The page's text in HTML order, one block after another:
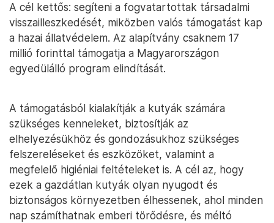
A cél kettős: segíteni a fogvatartottak társadalmi
visszailleszkedését, miközben valós támogatást kap
a hazai állatvédelem. Az alapítvány csaknem 17
millió forinttal támogatja a Magyarországon
egyedülálló program elindítását.
A támogatásból kialakítják a kutyák számára
szükséges kenneleket, biztosítják az
elhelyezésükhöz és gondozásukhoz szükséges
felszereléseket és eszközöket, valamint a
megfelelő higiéniai feltételeket is. A cél az, hogy
ezek a gazdátlan kutyák olyan nyugodt és
biztonságos környezetben élhessenek, ahol minden
nap számíthatnak emberi törődésre, és méltó